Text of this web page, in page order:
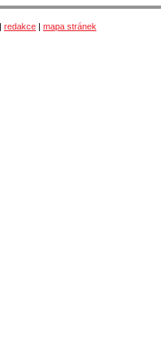
redakce
mapa stránek